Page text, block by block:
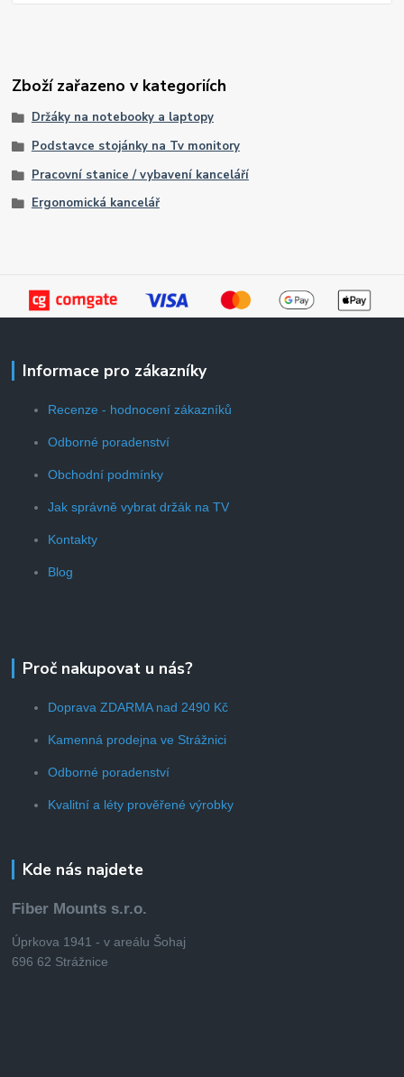
Zboží zařazeno v kategoriích
Držáky na notebooky a laptopy
Podstavce stojánky na Tv monitory
Pracovní stanice / vybavení kanceláří
Ergonomická kancelář
Informace pro zákazníky
Recenze - hodnocení zákazníků
Odborné poradenství
Obchodní podmínky
Jak správně vybrat držák na TV
Kontakty
Blog
Proč nakupovat u nás?
Doprava ZDARMA nad 2490 Kč
Kamenná prodejna ve Strážnici
Odborné poradenství
Kvalitní a léty prověřené výrobky
Kde nás najdete
Fiber Mounts s.r.o.
Úprkova 1941 - v areálu Šohaj
696 62 Strážnice